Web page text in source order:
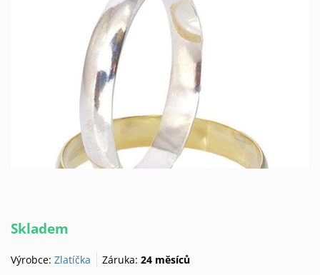
Skladem
Výrobce: Zlatíčka Záruka:24 měsíců